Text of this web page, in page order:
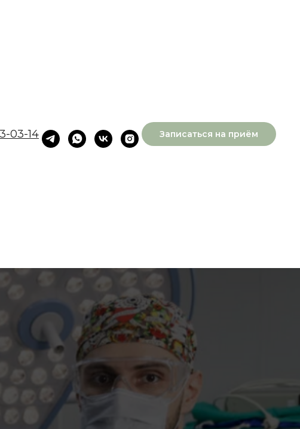
03-14 Записаться на приём